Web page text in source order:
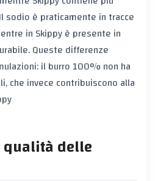
sodio è praticamente in tracce
in Skippy è presente in
Queste differenze
il burro 100% non ha
che invece contribuiscono alla
delle